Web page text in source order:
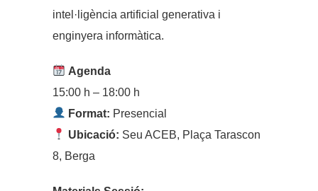
intel·ligència artificial generativa i
enginyera informàtica.
Agenda
15:00 h – 18:00 h
Format: Presencial
Ubicació: Seu ACEB, Plaça Tarascon
8, Berga